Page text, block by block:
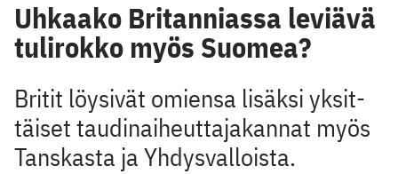
Uhkaako Britanniassa leviävä
tulirokko myös Suomea?
Britit löysivät omiensa lisäksi yksit­
täiset taudinaiheuttajakannat myös
Tanskasta ja Yhdysvalloista.